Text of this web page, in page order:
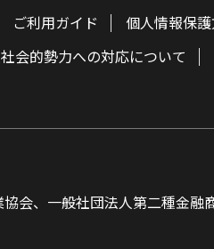
ご利用ガイド 個人情報保
会的勢力への対応について
会、一般社団法人第二種金融